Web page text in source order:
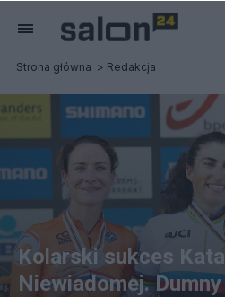
Strona główna Redakcja
Kolarski sukces
Niewiadomej.